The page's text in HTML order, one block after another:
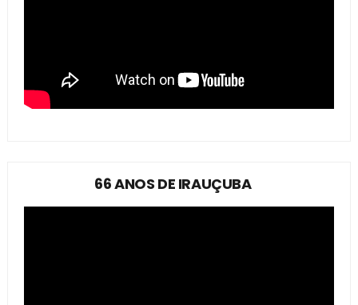
66 ANOS DE IRAUÇUBA